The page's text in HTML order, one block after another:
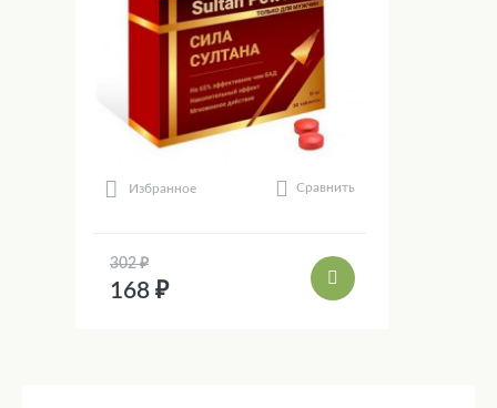
Избранное Сравнить
302 ₽
168 ₽